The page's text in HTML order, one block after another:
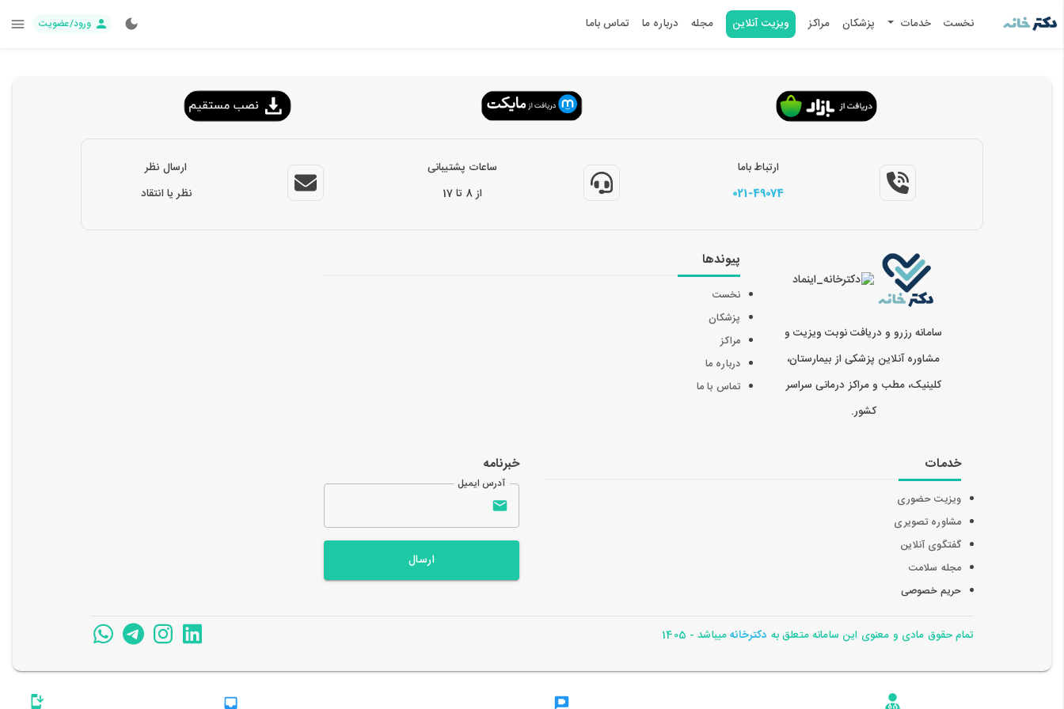
نخست خدمات پزشکان مراکز ویزیت آنلاین مجله درباره ما تماس باما ورود/عضویت
ارتباط باما
021-49074
ساعات پشتیبانی
از 8 تا 17
ارسال نظر
نظر یا انتقاد
سامانه رزرو و دریافت نوبت ویزیت و
مشاوره آنلاین پزشکی از بیمارستان،
کلینیک، مطب و مراکز درمانی سراسر
کشور.
پیوندها
نخست
پزشکان
مراکز
درباره ما
تماس با ما
خدمات
ویزیت حضوری
مشاوره تصویری
گفتگوی آنلاین
مجله سلامت
حریم خصوصی
خبرنامه
آدرس ایمیل
ارسال
تمام حقوق مادی و معنوی این سامانه متعلق به دکترخانهمیباشد - 1405